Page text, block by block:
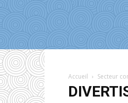
Accueil Secteur